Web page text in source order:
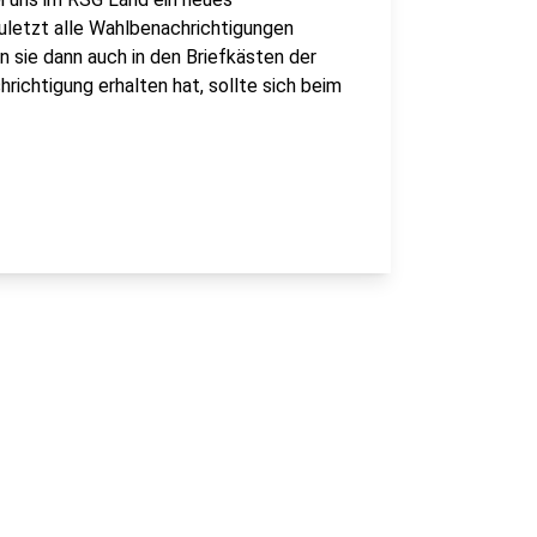
alle Wahlbenachrichtigungen
dann auch in den Briefkästen der
erhalten hat, sollte sich beim